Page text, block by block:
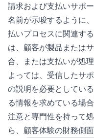
請求および支払いサポ
名前が示唆するように
払いプロセスに関連す
は、顧客が製品または
合、または支払いが処
よっては、受信したサ
の説明を必要としてい
る情報を求めている場
注意と専門性を持って
ら、顧客体験の財務側